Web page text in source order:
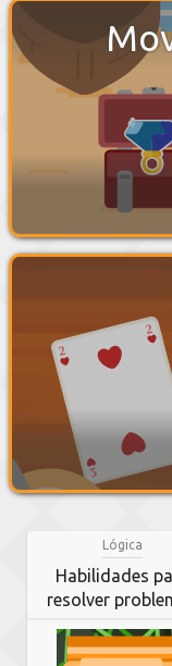
Lógica
Habilidades
resolver